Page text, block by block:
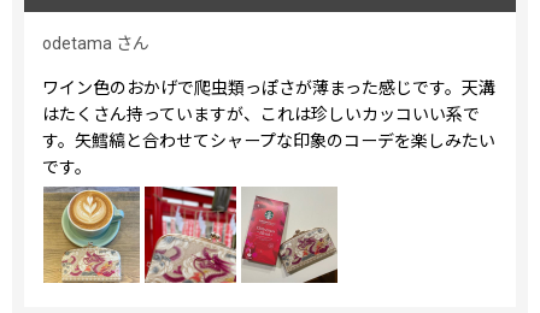
odetama さん
ワイン色のおかげで爬虫類っぽさが薄まった感じです。天溝
はたくさん持っていますが、これは珍しいカッコいい系で
す。矢鱈縞と合わせてシャープな印象のコーデを楽しみたい
です。